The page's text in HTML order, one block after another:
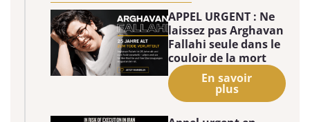
APPEL URGENT : Ne
laissez pas Arghavan
Fallahi seule dans le
couloir de la mort
En savoir
plus